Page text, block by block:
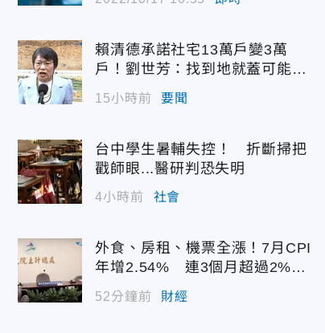
賴清德承諾社宅13萬戶變3萬
戶！劉世芳：找到地就蓋可能變
空餘屋
15小時前 要聞
台中學生暑輔失控！ 折斷掃把
戳師眼...醫研判恐失明
4小時前 社會
外食、房租、機票全漲！7月CPI
年增2.54% 連3個月超過2%警
戒線
52分鐘前 財經